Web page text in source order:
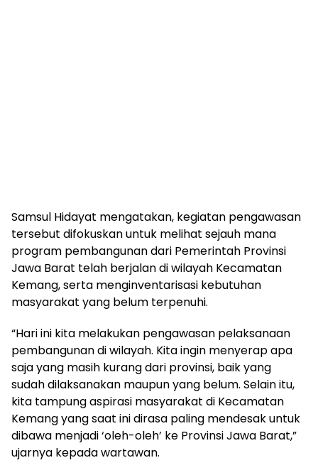
Samsul Hidayat mengatakan, kegiatan pengawasan
tersebut difokuskan untuk melihat sejauh mana
program pembangunan dari Pemerintah Provinsi
Jawa Barat telah berjalan di wilayah Kecamatan
Kemang, serta menginventarisasi kebutuhan
masyarakat yang belum terpenuhi.
“Hari ini kita melakukan pengawasan pelaksanaan
pembangunan di wilayah. Kita ingin menyerap apa
saja yang masih kurang dari provinsi, baik yang
sudah dilaksanakan maupun yang belum. Selain itu,
kita tampung aspirasi masyarakat di Kecamatan
Kemang yang saat ini dirasa paling mendesak untuk
dibawa menjadi ‘oleh-oleh’ ke Provinsi Jawa Barat,”
ujarnya kepada wartawan.